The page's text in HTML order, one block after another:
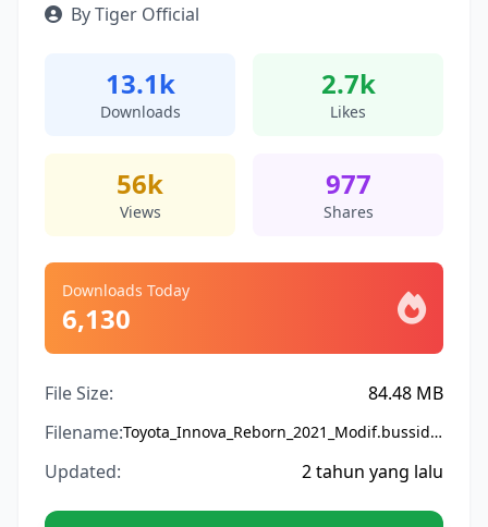
By Tiger Official
13.1k
Downloads
2.7k
Likes
56k
Views
977
Shares
Downloads Today
6,130
File Size:
84.48 MB
Filename:
Toyota_Innova_Reborn_2021_Modif.bussidmod
Updated: 2 tahun yang lalu